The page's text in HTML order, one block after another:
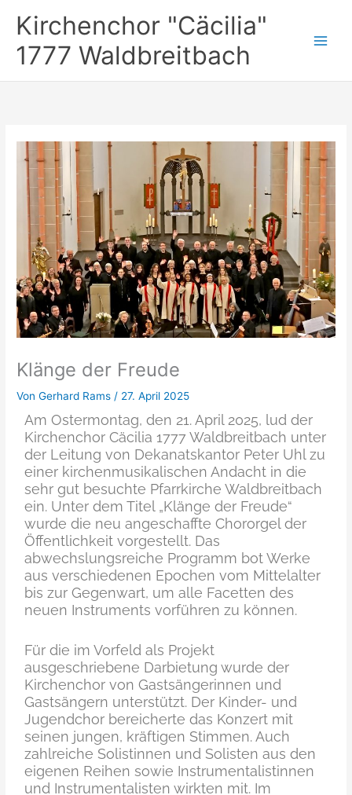
InhaltKirchenchor "Cäcilia"
1777 Waldbreitbach
Klänge der Freude
VonGerhard Rams / 27. April 2025
Am Ostermontag, den 21. April 2025, lud der
Kirchenchor Cäcilia 1777 Waldbreitbach unter
der Leitung von Dekanatskantor Peter Uhl zu
einer kirchenmusikalischen Andacht in die
sehr gut besuchte Pfarrkirche Waldbreitbach
ein. Unter dem Titel „Klänge der Freude“
wurde die neu angeschaffte Chororgel der
Öffentlichkeit vorgestellt. Das
abwechslungsreiche Programm bot Werke
aus verschiedenen Epochen vom Mittelalter
bis zur Gegenwart, um alle Facetten des
neuen Instruments vorführen zu können.
Für die im Vorfeld als Projekt
ausgeschriebene Darbietung wurde der
Kirchenchor von Gastsängerinnen und
Gastsängern unterstützt. Der Kinder- und
Jugendchor bereicherte das Konzert mit
seinen jungen, kräftigen Stimmen. Auch
zahlreiche Solistinnen und Solisten aus den
eigenen Reihen sowie Instrumentalistinnen
und Instrumentalisten wirkten mit. Im